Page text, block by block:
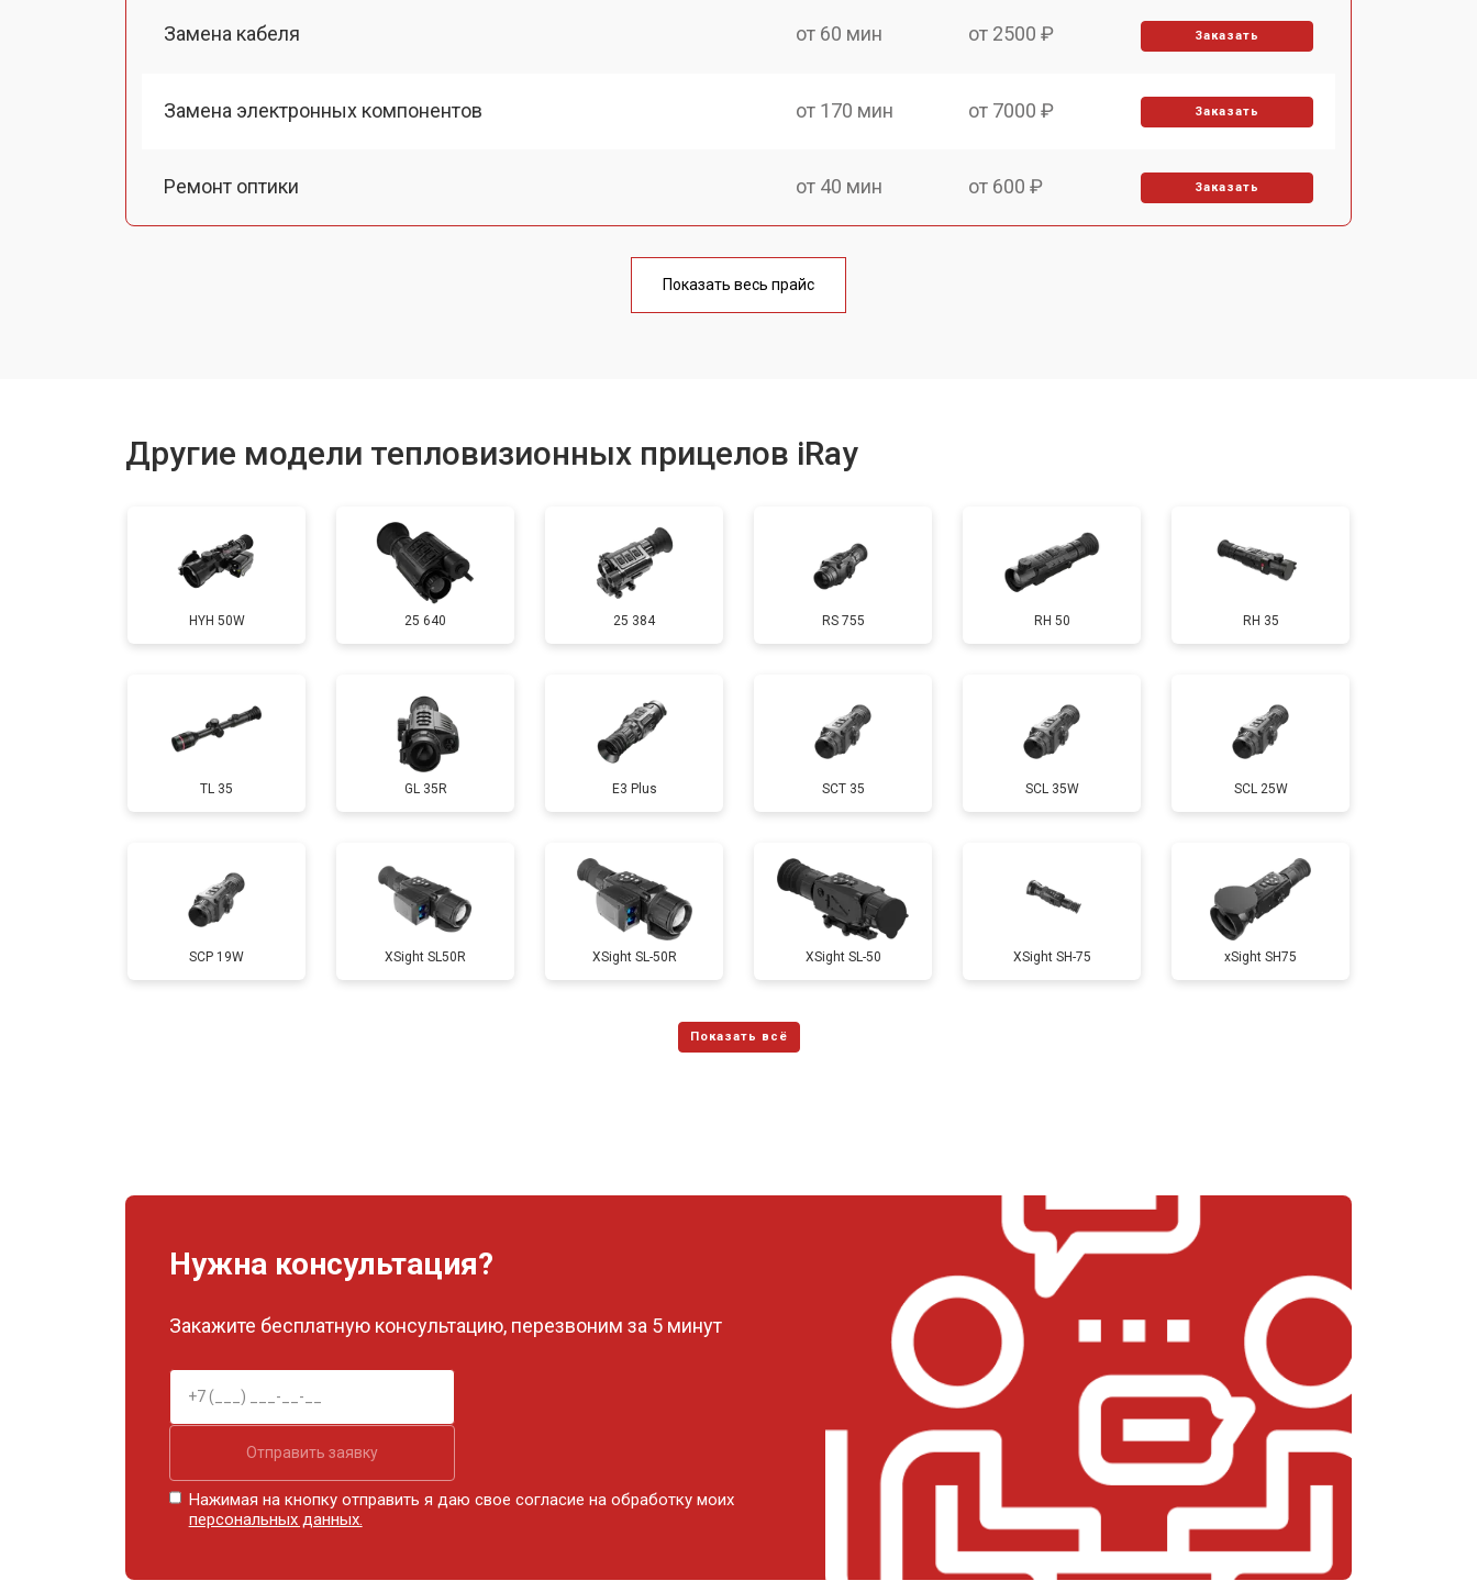
Замена кабеля от 60 мин от 2500 ₽ Заказать
Замена электронных компонентов от 170 мин от 7000 ₽ Заказать
Ремонт оптики от 40 мин от 600 ₽ Заказать
от 170 мин
Показать весь прайс
Другие модели тепловизионных прицелов iRay
HYH 50W 25 640 25 384 RS 755 RH 50 RH 35
TL 35 GL 35R E3 Plus SCT 35 SCL 35W SCL 25W
SCP 19W ХSight SL50R XSight SL-50R XSight SL-50 XSight SH-75 xSight SH75
Нужна консультация?
Закажите бесплатную консультацию, перезвоним за 5 минут
Отправить заявку
Нажимая на кнопку отправить я даю свое согласие на обработку моих
персональных данных.